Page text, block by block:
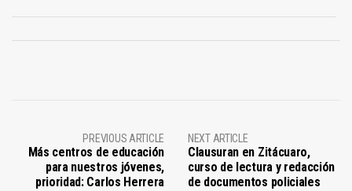
PREVIOUS ARTICLE
Más centros de educación
para nuestros jóvenes,
prioridad: Carlos Herrera
NEXT ARTICLE
Clausuran en Zitácuaro,
curso de lectura y redacción
de documentos policiales